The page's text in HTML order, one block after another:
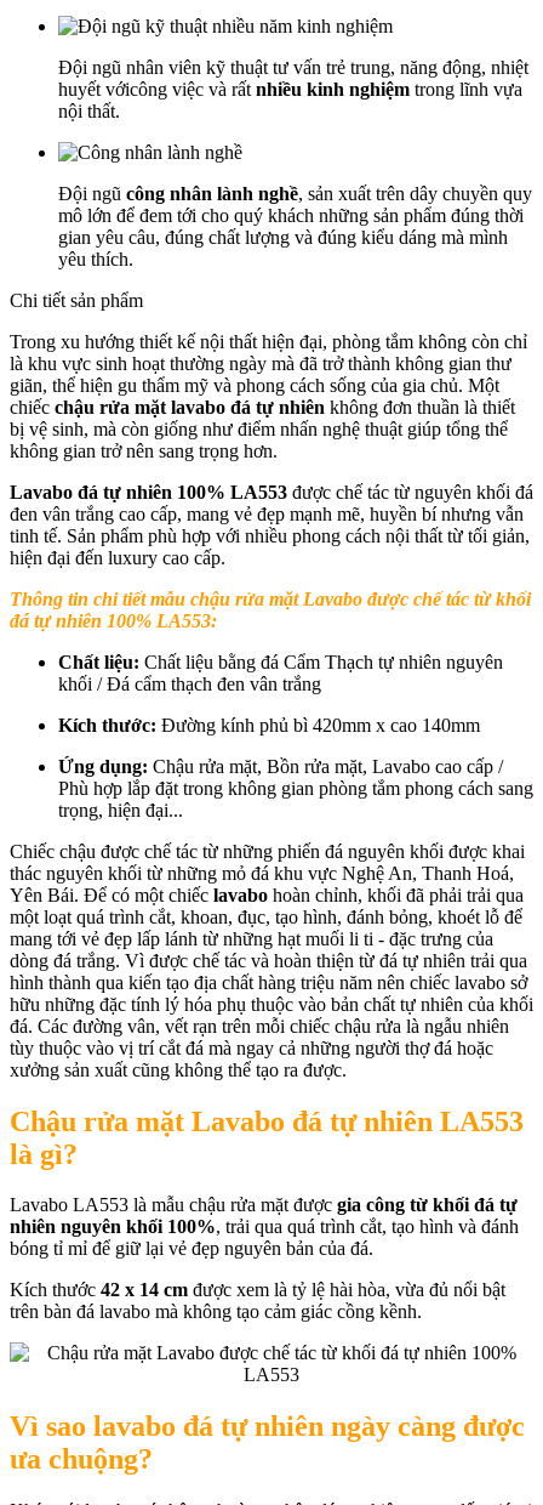
Đội ngũ nhân viên kỹ thuật tư vấn trẻ trung, năng động, nhiệt
huyết vớicông việc và rất nhiều kinh nghiệm trong lĩnh vựa
nội thất.
Đội ngũ công nhân lành nghề, sản xuất trên dây chuyền quy
mô lớn để đem tới cho quý khách những sản phẩm đúng thời
gian yêu câu, đúng chất lượng và đúng kiểu dáng mà mình
yêu thích.
Chi tiết sản phẩm
Trong xu hướng thiết kế nội thất hiện đại, phòng tắm không còn chỉ
là khu vực sinh hoạt thường ngày mà đã trở thành không gian thư
giãn, thể hiện gu thẩm mỹ và phong cách sống của gia chủ. Một
chiếc chậu rửa mặt lavabo đá tự nhiên không đơn thuần là thiết
bị vệ sinh, mà còn giống như điểm nhấn nghệ thuật giúp tổng thể
không gian trở nên sang trọng hơn.
Lavabo đá tự nhiên 100% LA553 được chế tác từ nguyên khối đá
đen vân trắng cao cấp, mang vẻ đẹp mạnh mẽ, huyền bí nhưng vẫn
tinh tế. Sản phẩm phù hợp với nhiều phong cách nội thất từ tối giản,
hiện đại đến luxury cao cấp.
Thông tin chi tiết mẫu chậu rửa mặt Lavabo được chế tác từ khối
đá tự nhiên 100% LA553:
Chất liệu: Chất liệu bằng đá Cẩm Thạch tự nhiên nguyên
khối / Đá cẩm thạch đen vân trắng
Kích thước: Ðường kính phủ bì 420mm x cao 140mm
Ứng dụng: Chậu rửa mặt, Bồn rửa mặt, Lavabo cao cấp /
Phù hợp lắp đặt trong không gian phòng tắm phong cách sang
trọng, hiện đại...
Chiếc chậu được chế tác từ những phiến đá nguyên khối được khai
thác nguyên khối từ những mỏ đá khu vực Nghệ An, Thanh Hoá,
Yên Bái. Để có một chiếc lavabo hoàn chỉnh, khối đã phải trải qua
một loạt quá trình cắt, khoan, đục, tạo hình, đánh bỏng, khoét lỗ để
mang tới vẻ đẹp lấp lánh từ những hạt muối li ti - đặc trưng của
dòng đá trắng. Vì được chế tác và hoàn thiện từ đá tự nhiên trải qua
hình thành qua kiến tạo địa chất hàng triệu năm nên chiếc lavabo sở
hữu những đặc tính lý hóa phụ thuộc vào bản chất tự nhiên của khối
đá. Các đường vân, vết rạn trên mỗi chiếc chậu rửa là ngẫu nhiên
tùy thuộc vào vị trí cắt đá mà ngay cả những người thợ đá hoặc
xưởng sản xuất cũng không thể tạo ra được.
Chậu rửa mặt Lavabo đá tự nhiên LA553
là gì?
Lavabo LA553 là mẫu chậu rửa mặt được gia công từ khối đá tự
nhiên nguyên khối 100%, trải qua quá trình cắt, tạo hình và đánh
bóng tỉ mỉ để giữ lại vẻ đẹp nguyên bản của đá.
Kích thước 42 x 14 cm được xem là tỷ lệ hài hòa, vừa đủ nổi bật
trên bàn đá lavabo mà không tạo cảm giác cồng kềnh.
Vì sao lavabo đá tự nhiên ngày càng được
ưa chuộng?